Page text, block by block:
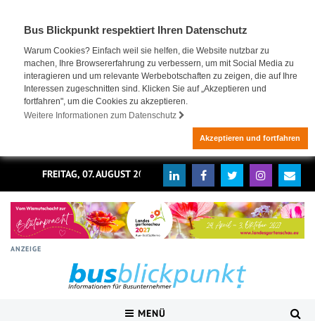
Bus Blickpunkt respektiert Ihren Datenschutz
Warum Cookies? Einfach weil sie helfen, die Website nutzbar zu
machen, Ihre Browsererfahrung zu verbessern, um mit Social Media zu
interagieren und um relevante Werbebotschaften zu zeigen, die auf Ihre
Interessen zugeschnitten sind. Klicken Sie auf „Akzeptieren und
fortfahren", um die Cookies zu akzeptieren.
Weitere Informationen zum Datenschutz
Akzeptieren und fortfahren
FREITAG, 07. AUGUST 2026
ANZEIGE
MENÜ